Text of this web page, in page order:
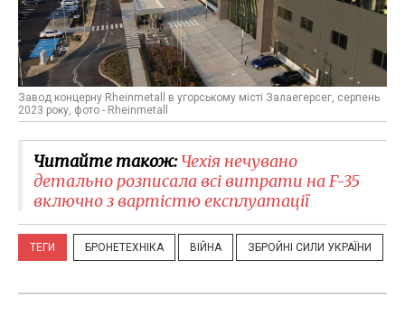
Завод концерну Rheinmetall в угорському місті Залаегерсег, серпень
2023 року, фото - Rheinmetall
Читайте також:Чехія нечувано
детально розписала всі витрати на F-35
включно з вартістю експлуатації
ТЕГИ БРОНЕТЕХНІКА ВІЙНА ЗБРОЙНІ СИЛИ УКРАЇНИ